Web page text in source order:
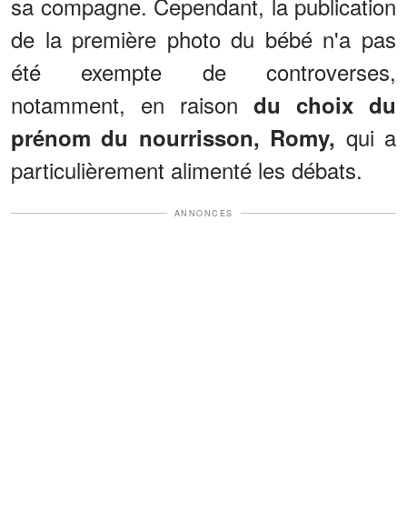
de la première photo du bébé n'a pas
été exempte de controverses,
notamment, en raison du choix du
prénom du nourrisson, Romy, qui a
particulièrement alimenté les débats.
ANNONCES